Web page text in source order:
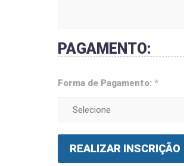
PAGAMENTO:
Forma de Pagamento: *
REALIZAR INSCRIÇÃO